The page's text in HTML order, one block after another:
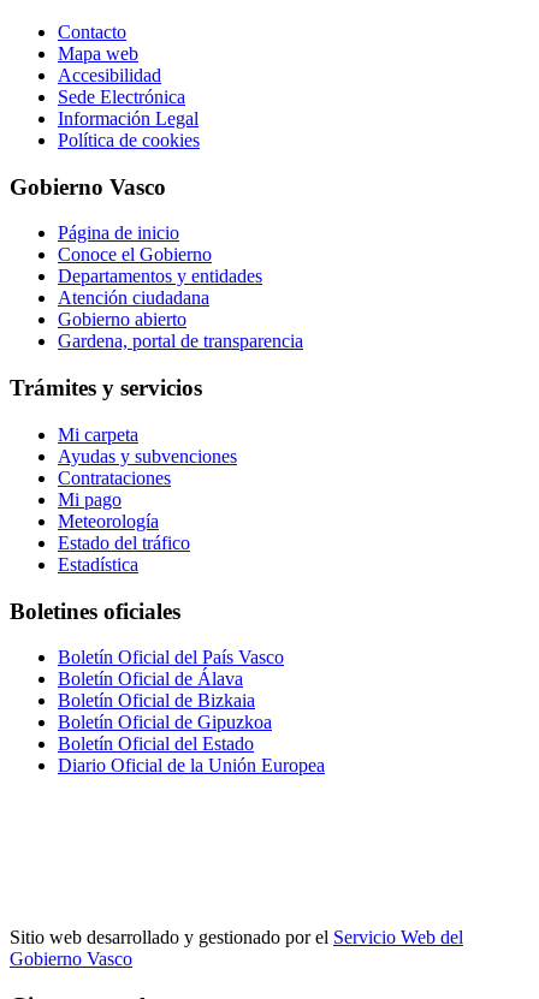
Contacto
Mapa web
Accesibilidad
Sede Electrónica
Información Legal
Política de cookies
Gobierno Vasco
Página de inicio
Conoce el Gobierno
Departamentos y entidades
Atención ciudadana
Gobierno abierto
Gardena, portal de transparencia
Trámites y servicios
Mi carpeta
Ayudas y subvenciones
Contrataciones
Mi pago
Meteorología
Estado del tráfico
Estadística
Boletines oficiales
Boletín Oficial del País Vasco
Boletín Oficial de Álava
Boletín Oficial de Bizkaia
Boletín Oficial de Gipuzkoa
Boletín Oficial del Estado
Diario Oficial de la Unión Europea
Sitio web desarrollado y gestionado por el Servicio Web del
Gobierno Vasco